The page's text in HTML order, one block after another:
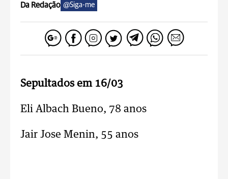
Da Redação @Siga-me
Sepultados em 16/03
Eli Albach Bueno, 78 anos
Jair Jose Menin, 55 anos